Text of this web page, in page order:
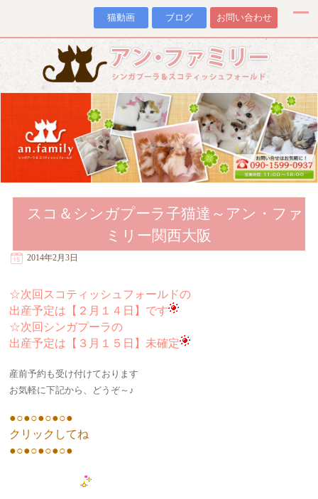
猫動画 ブログ お問い合わせ
スコ＆シンガプーラ子猫達～アン・ファ
ミリー関西大阪
2014年2月3日
☆次回スコティッシュフォールドの
出産予定は【２月１４日】です
☆次回シンガプーラの
出産予定は【３月１５日】未確定
産前予約も受け付けております
お気軽に下記から、どうぞ～♪
●○●○●○●○●
クリックしてね
●○●○●○●○●